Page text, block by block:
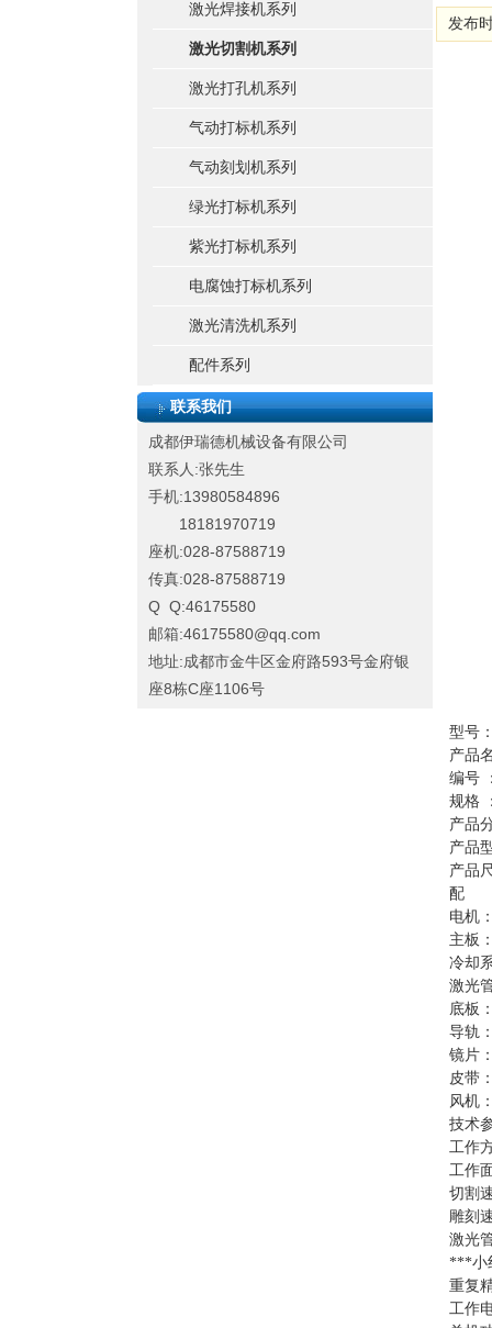
激光焊接机系列
激光切割机系列
激光打孔机系列
气动打标机系列
气动刻划机系列
绿光打标机系列
紫光打标机系列
电腐蚀打标机系列
激光清洗机系列
配件系列
联系我们
成都伊瑞德机械设备有限公司
联系人:张先生
手机:13980584896
18181970719
座机:028-87588719
传真:028-87588719
Q Q:46175580
邮箱:46175580@qq.com
地址:成都市金牛区金府路593号金府银
座8栋C座1106号
发布
型号
产品
编号
规格
产品
产品
产品
配
电机
主板
冷却
激光
底板
导轨
镜片
皮带
风机
技术
工作
工作
切割
雕刻
激光
***小
重复
工作